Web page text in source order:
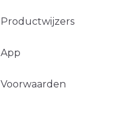
Productwijzers
App
Voorwaarden